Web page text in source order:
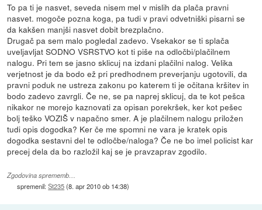
To pa ti je nasvet, seveda nisem mel v mislih da plača pravni
nasvet. mogoče pozna koga, pa tudi v pravi odvetniški pisarni se
da kakšen manjši nasvet dobit brezplačno.
Drugač pa sem malo pogledal zadevo. Vsekakor se ti splača
uveljavljat SODNO VSRSTVO kot ti piše na odločbi/plačilnem
nalogu. Pri tem se jasno sklicuj na izdani plačilni nalog. Velika
verjetnost je da bodo ež pri predhodnem preverjanju ugotovili, da
pravni poduk ne ustreza zakonu po katerem ti je očitana kršitev in
bodo zadevo zavrgli. Če ne, se pa naprej sklicuj, da te kot pešca
nikakor ne morejo kaznovati za opisan porekršek, ker kot pešec
bolj teško VOZIŠ v napačno smer. A je plačilnem nalogu priložen
tudi opis dogodka? Ker če me spomni ne vara je kratek opis
dogodka sestavni del te odločbe/naloga? Če ne bo imel policist kar
precej dela da bo razložil kaj se je pravzaprav zgodilo.
Zgodovina sprememb…
spremenil:St235(8. apr 2010 ob 14:38)